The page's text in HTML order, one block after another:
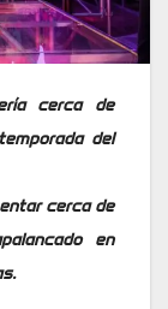
cerca de
del
cerca de
en